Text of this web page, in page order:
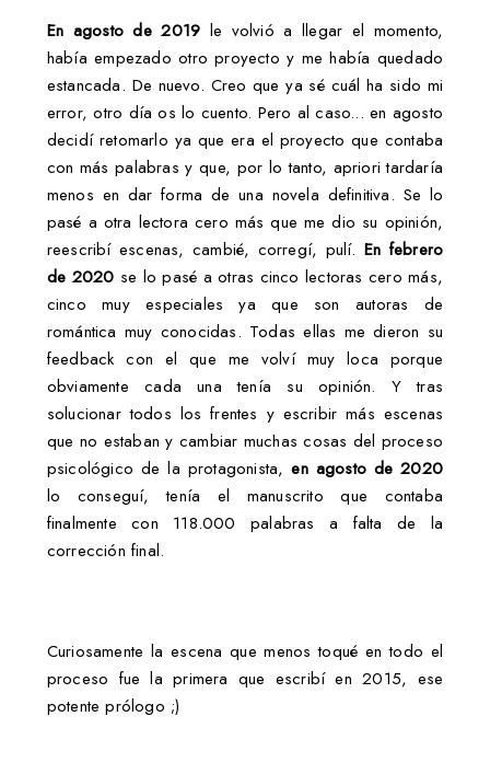
En agosto de 2019 le volvió a llegar el momento,
había empezado otro proyecto y me había quedado
estancada. De nuevo. Creo que ya sé cuál ha sido mi
error, otro día os lo cuento. Pero al caso... en agosto
decidí retomarlo ya que era el proyecto que contaba
con más palabras y que, por lo tanto, apriori tardaría
menos en dar forma de una novela definitiva. Se lo
pasé a otra lectora cero más que me dio su opinión,
reescribí escenas, cambié, corregí, pulí. En febrero
de 2020 se lo pasé a otras cinco lectoras cero más,
cinco muy especiales ya que son autoras de
romántica muy conocidas. Todas ellas me dieron su
feedback con el que me volví muy loca porque
obviamente cada una tenía su opinión. Y tras
solucionar todos los frentes y escribir más escenas
que no estaban y cambiar muchas cosas del proceso
psicológico de la protagonista,en agosto de 2020
lo conseguí, tenía el manuscrito que contaba
finalmente con 118.000 palabras a falta de la
corrección final.
Curiosamente la escena que menos toqué en todo el
proceso fue la primera que escribí en 2015, ese
potente prólogo ;)